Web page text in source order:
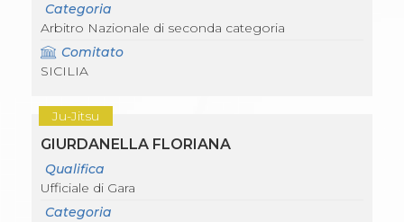
Categoria
Arbitro Nazionale di seconda categoria
Comitato
SICILIA
Ju-Jitsu
GIURDANELLA FLORIANA
Qualifica
Ufficiale di Gara
Categoria